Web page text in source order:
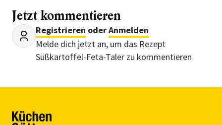
Jetzt kommentieren
Registrieren oderAnmelden
Melde dich jetzt an, um das Rezept
Süßkartoffel-Feta-Taler zu kommentieren